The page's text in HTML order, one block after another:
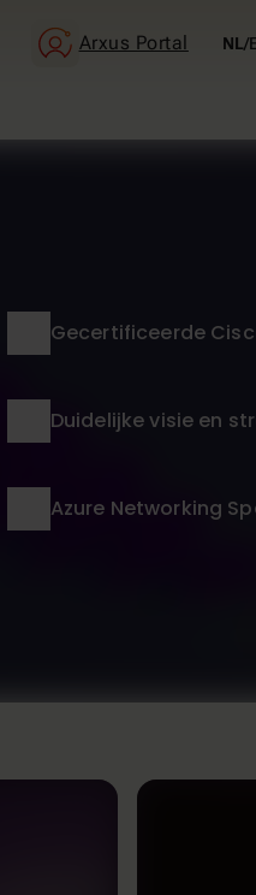
Arxus Portal NL/
Gecertificeerde
Duidelijke visie en
Azure Networking